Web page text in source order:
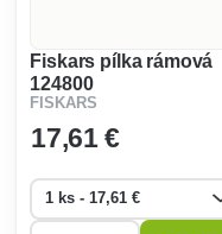
Fiskars pílka rámová
124800
FISKARS
17,61 €